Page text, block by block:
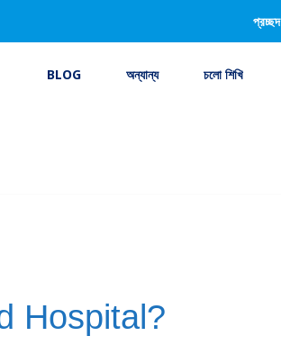
প্রচ্ছদ
BLOG অন্যান্য চলো শিখি
Hospital?